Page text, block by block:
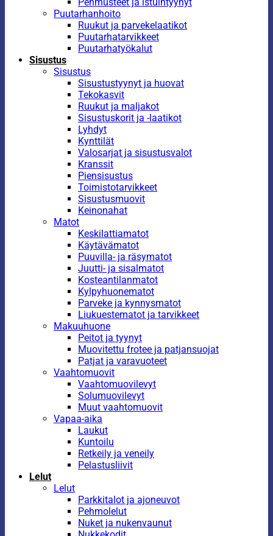
Puutarhanhoito
Ruukut ja parvekelaatikot
Puutarhatarvikkeet
Puutarhatyökalut
Sisustus
Sisustus
Sisustustyynyt ja huovat
Tekokasvit
Ruukut ja maljakot
Sisustuskorit ja -laatikot
Lyhdyt
Kynttilät
Valosarjat ja sisustusvalot
Kranssit
Piensisustus
Toimistotarvikkeet
Sisustusmuovit
Keinonahat
Matot
Keskilattiamatot
Käytävämatot
Puuvilla- ja räsymatot
Juutti- ja sisalmatot
Kosteantilanmatot
Kylpyhuonematot
Parveke ja kynnysmatot
Liukuestematot ja tarvikkeet
Makuuhuone
Peitot ja tyynyt
Muovitettu frotee ja patjansuojat
Patjat ja varavuoteet
Vaahtomuovit
Vaahtomuovilevyt
Solumuovilevyt
Muut vaahtomuovit
Vapaa-aika
Laukut
Kuntoilu
Retkeily ja veneily
Pelastusliivit
Lelut
Lelut
Parkkitalot ja ajoneuvot
Pehmolelut
Nuket ja nukenvaunut